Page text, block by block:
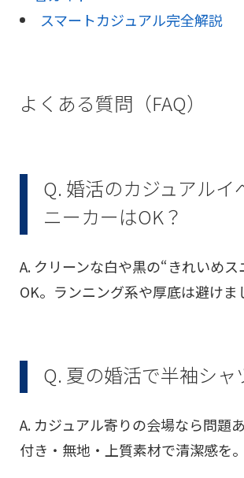
スマートカジュアル完全解説
よくある質問（FAQ）
Q. 婚活のカジュアルイ
ニーカーはOK？
A. クリーンな白や黒の“きれいめス
OK。ランニング系や厚底は避けま
Q. 夏の婚活で半袖シャ
A. カジュアル寄りの会場なら問題
付き・無地・上質素材で清潔感を。